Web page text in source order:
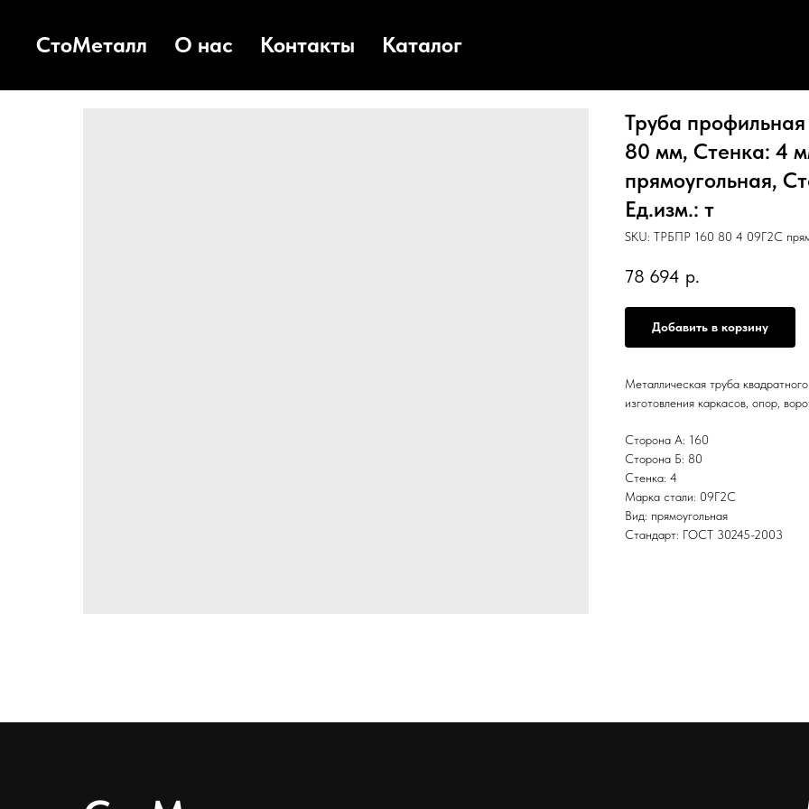
СтоМеталл О нас Контакты Каталог
Труба
80 мм, Стенка: 4
прямоугольная,
Ед.изм.: т
SKU: ТРБПР 160 80 4 09Г2С
78 694 р.
Добавить в корзину
Металлическая труба
изготовления каркасов, опор,
Сторона А: 160
Сторона Б: 80
Стенка: 4
Марка стали: 09Г2С
Вид: прямоугольная
Стандарт: ГОСТ 30245-2003